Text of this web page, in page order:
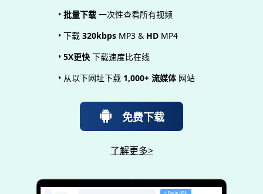
• 批量下载 一次性查看所有视频
• 下载 320kbps MP3 & HD MP4
• 5X更快 下载速度比在线
• 从以下网址下载 1,000+ 流媒体网站
免费下载
了解更多>